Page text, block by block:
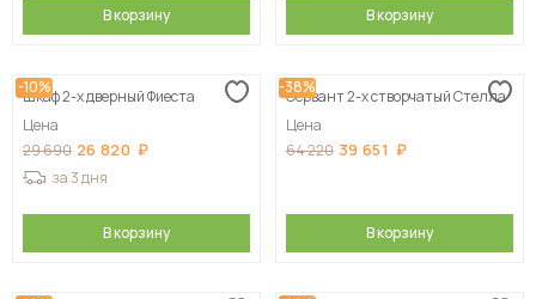
В корзину В корзину
-10%
Шкаф 2-х дверный Фиеста
Цена
29 690 26 820
за 3 дня
В корзину
-38%
Сервант 2-х створчатый Стелла
Цена
64 220 39 651
В корзину